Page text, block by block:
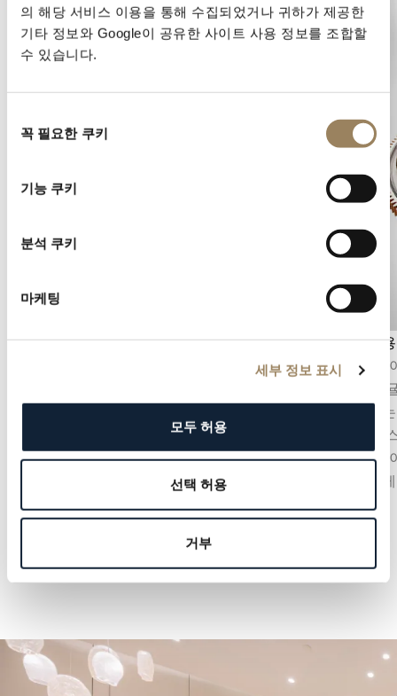
의 해당 서비스 이용을 통해 수집되었거나 귀하가 제공한
기타 정보와 Google이 공유한 사이트 사용 정보를 조합할
수 있습니다.
꼭 필요한 쿠키
기능 쿠키
분석 쿠키
마케팅
세부 정보 표시
모두 허용
선택 허용
거부
세컨즈 디스플레이
세컨즈 디스플레이는 시간의 흐름을 정밀하게 파
스몰 세컨즈의 형태를 취할 수 있습니다.
투르비용
1801년
용은
보정하
와 밸
구조로,
컴플리